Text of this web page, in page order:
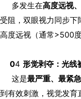
多发生在高度远视
受阻，双眼视力同步下
高度远视（通常>500
04 形觉剥夺：光线
这是最严重、最紧急
到有效刺激，视觉发育